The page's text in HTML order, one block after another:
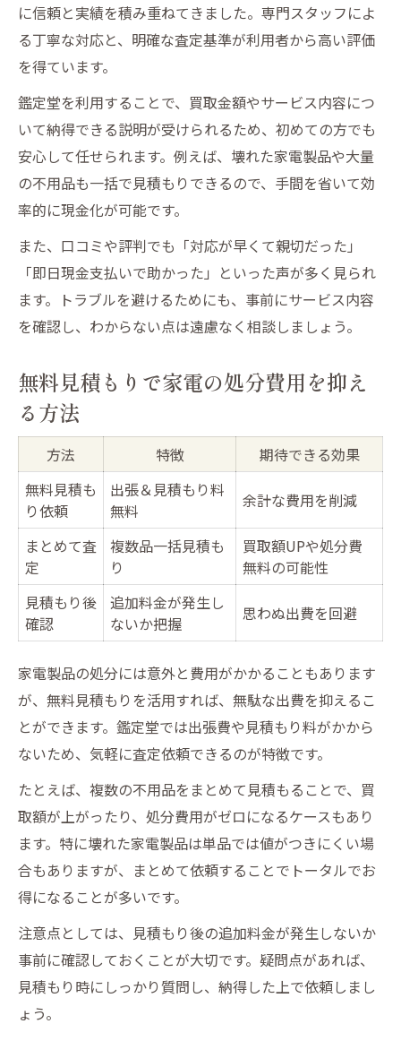
壊れた家電製品でも安心して依頼できる
不用品の買取なら鑑定堂にご相談下さいの
評判は
即日現金支払いの安心ポイントを徹底チェ
ック
利府町の賢い不用品処分と現金化のコツ
利府町における不用品処分と現金化の比較
表
壊れた家電製品でも高価買取を目指す方法
出張買取サービスの賢い活用術
無料見積もりで損しないための注意点
不用品の買取なら鑑定堂にご相談下さいの
魅力
家電買い替え時に役立つ不用品買取方法
壊れた家電製品も無駄にしないコツ
出張買取と無料見積もりのベストな利用タ
イミング
即日現金支払いで新生活準備もスムーズ
不用品の買取なら鑑定堂にご相談下さいの
安心感
に信頼と実績を積み重ねてきました。専門スタッフによ
る丁寧な対応と、明確な査定基準が利用者から高い評価
を得ています。
鑑定堂を利用することで、買取金額やサービス内容につ
いて納得できる説明が受けられるため、初めての方でも
安心して任せられます。例えば、壊れた家電製品や大量
の不用品も一括で見積もりできるので、手間を省いて効
率的に現金化が可能です。
また、口コミや評判でも「対応が早くて親切だった」
「即日現金支払いで助かった」といった声が多く見られ
ます。トラブルを避けるためにも、事前にサービス内容
を確認し、わからない点は遠慮なく相談しましょう。
無料見積もりで家電の処分費用を抑え
る方法
方法 特徴
期待できる効果
無料見積も
り依頼
出張＆見積もり料
無料
余計な費用を削減
まとめて査
定
複数品一括見積も
り
買取額UPや処分費
無料の可能性
見積もり後
確認
追加料金が発生し
ないか把握
思わぬ出費を回避
家電製品の処分には意外と費用がかかることもあります
が、無料見積もりを活用すれば、無駄な出費を抑えるこ
とができます。鑑定堂では出張費や見積もり料がかから
ないため、気軽に査定依頼できるのが特徴です。
たとえば、複数の不用品をまとめて見積もることで、買
取額が上がったり、処分費用がゼロになるケースもあり
ます。特に壊れた家電製品は単品では値がつきにくい場
合もありますが、まとめて依頼することでトータルでお
得になることが多いです。
注意点としては、見積もり後の追加料金が発生しないか
事前に確認しておくことが大切です。疑問点があれば、
見積もり時にしっかり質問し、納得した上で依頼しまし
ょう。